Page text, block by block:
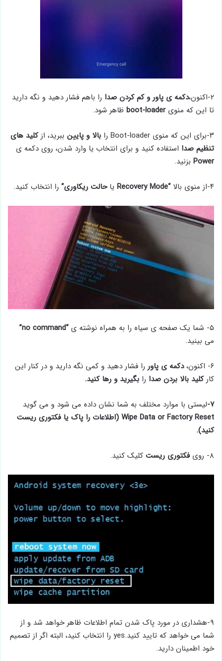
۲-اکنون، دکمه ی پاور و کم کردن صدا را باهم فشار دهید و نگه دارید
تا این که منویboot-loader ظاهر شود.
۳-برای این که منوی Boot-loader را بالا و پایین ببرید، ازکلید های
تنظیم صدا استفاده کنید و برای انتخاب یا وارد شدن، روی دکمه ی
Power بزنید.
۴-از منوی بالا “Recovery Mode یاحالت ریکاوری” را انتخاب کنید.
۵- شما یک صفحه ی سیاه را به همراه نوشته ی
“no command”
می بینید.
۶- اکنون، دکمه ی پاوررا فشار دهید و کمی نگه دارید و در کنار این
کارکلید بالا بردن صدا را بگیرید و رها کنید.
۷- لیستی با موارد مختلف به شما نشان داده می شود و می گوید
Wipe Data or Factory Reset (اطلاعات را پاک یا فکتوری ریست
کنید).
۸- روی فکتوری ریست کلیک کنید.
۹-هشداری در مورد پاک شدن تمام اطلاعات ظاهر خواهد شد و از
شما می خواهد که تایید کنید.yes را انتخاب کنید، البته اگر از تصمیم
خود اطمینان دارید.